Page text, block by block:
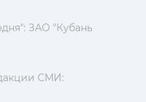
ЗАО "Кубань
СМИ: